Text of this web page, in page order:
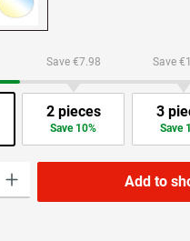
Save €7.98
2 pieces
Save 10%
Save
3
Save
Add to